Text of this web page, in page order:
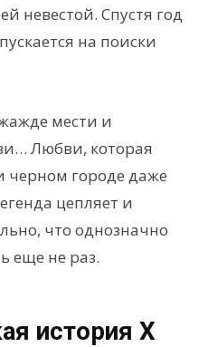
невестой. Спустя год
на поиски
мести и
Любви, которая
черном городе даже
цепляет и
что однозначно
еще не раз.
история Х